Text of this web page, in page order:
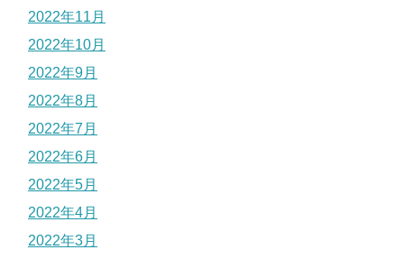
2022年11月
2022年10月
2022年9月
2022年8月
2022年7月
2022年6月
2022年5月
2022年4月
2022年3月